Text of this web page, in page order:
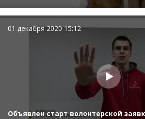
01 декабря 2020 15:12
Объявлен старт волонтерской